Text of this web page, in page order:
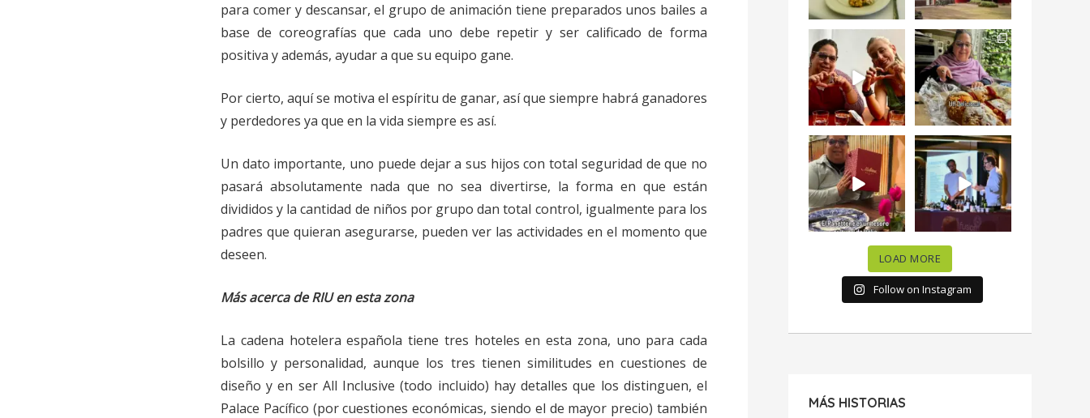
para comer y descansar, el grupo de animación tiene preparados unos bailes a
base de coreografías que cada uno debe repetir y ser calificado de forma
positiva y además, ayudar a que su equipo gane.
Por cierto, aquí se motiva el espíritu de ganar, así que siempre habrá ganadores
y perdedores ya que en la vida siempre es así.
Un dato importante, uno puede dejar a sus hijos con total seguridad de que no
pasará absolutamente nada que no sea divertirse, la forma en que están
divididos y la cantidad de niños por grupo dan total control, igualmente para los
padres que quieran asegurarse, pueden ver las actividades en el momento que
deseen.
Más acerca de RIU en esta zona
La cadena hotelera española tiene tres hoteles en esta zona, uno para cada
bolsillo y personalidad, aunque los tres tienen similitudes en cuestiones de
diseño y en ser All Inclusive (todo incluido) hay detalles que los distinguen, el
Palace Pacífico (por cuestiones económicas, siendo el de mayor precio) también
¡Qué desayuno tan
increíble en
@LasQuinceLetras!...
28 3
Me tocó rosca de
Tagers un
restaurante de
Avenida...
50 10
“En #Mallorca
Ciudad de México
celebramos la...
63 7
#SoaunFusionMexic
o una noche única
donde España y...
10 0
LOAD MORE
Follow on Instagram
MÁS HISTORIAS